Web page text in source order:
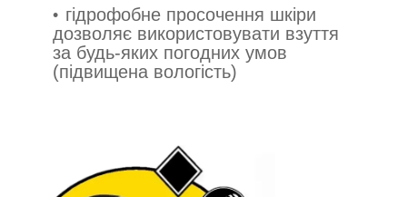
гідрофобне просочення шкіри
дозволяє використовувати взуття
за будь-яких погодних умов
(підвищена вологість)